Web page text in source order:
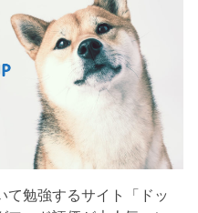
て勉強するサイト「ドッ